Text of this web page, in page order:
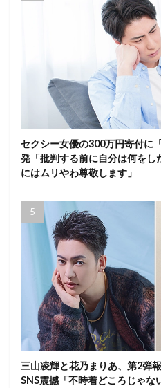
セクシー女優の300万円寄付に
発「批判する前に自分は何を
にはムリやわ尊敬します」
三山凌輝と花乃まりあ、第2弾
SNS震撼「不時着どころじゃな